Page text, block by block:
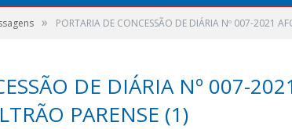
» PORTARIA DE CONCESSÃO DE DIÁRIA Nº 007-2021
DE DIÁRIA Nº 007-
PARENSE (1)